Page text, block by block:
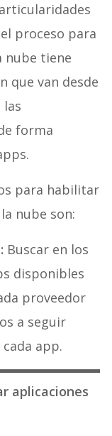
proceso para
nube tiene
que van desde
las
forma
para habilitar
nube son:
Buscar en los
disponibles
proveedor
a seguir
app.
aplicaciones